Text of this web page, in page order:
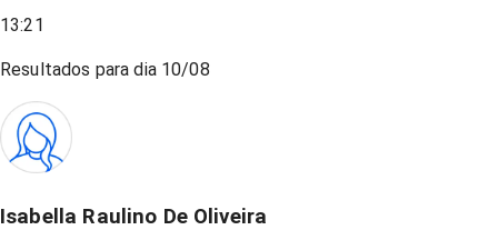
13:21
Resultados para dia 10/08
Isabella Raulino De Oliveira